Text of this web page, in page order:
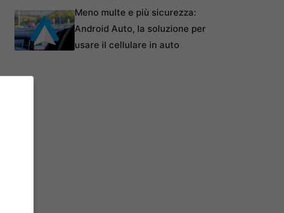
Meno multe e più sicurezza:
Android Auto, la soluzione per
usare il cellulare in auto